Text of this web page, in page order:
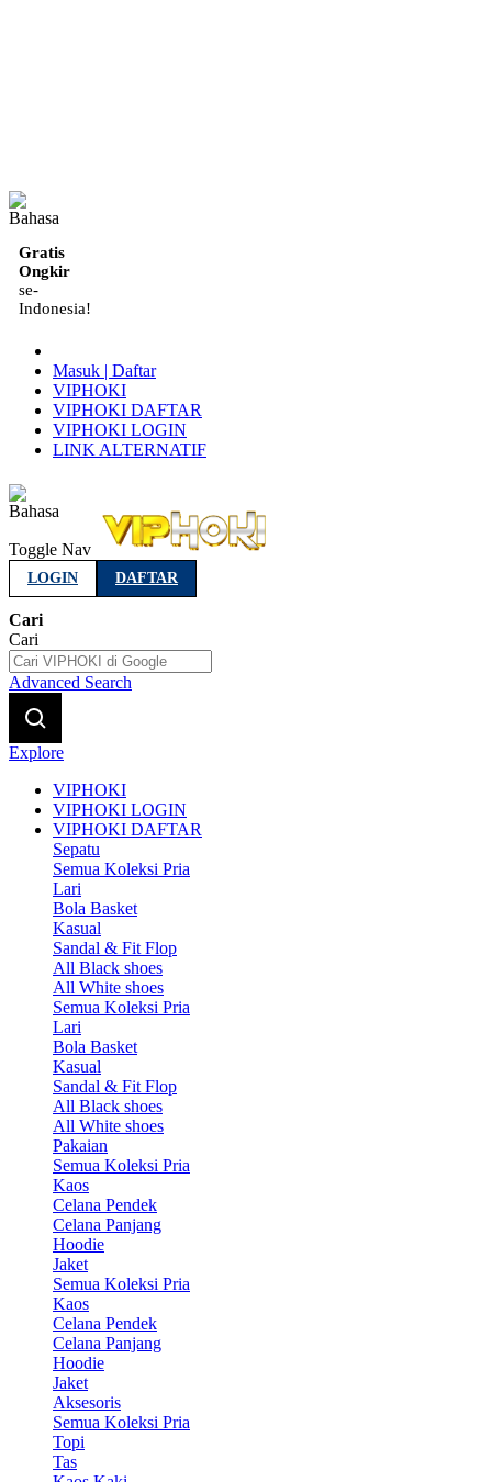
Gratis
Ongkir
se-
Indonesia!
Masuk | Daftar
VIPHOKI
VIPHOKI DAFTAR
VIPHOKI LOGIN
LINK ALTERNATIF
Toggle Nav
LOGIN DAFTAR
Cari
Cari
Advanced Search
Explore
VIPHOKI
VIPHOKI LOGIN
VIPHOKI DAFTAR
Sepatu
Semua Koleksi Pria
Lari
Bola Basket
Kasual
Sandal & Fit Flop
All Black shoes
All White shoes
Semua Koleksi Pria
Lari
Bola Basket
Kasual
Sandal & Fit Flop
All Black shoes
All White shoes
Pakaian
Semua Koleksi Pria
Kaos
Celana Pendek
Celana Panjang
Hoodie
Jaket
Semua Koleksi Pria
Kaos
Celana Pendek
Celana Panjang
Hoodie
Jaket
Aksesoris
Semua Koleksi Pria
Topi
Tas